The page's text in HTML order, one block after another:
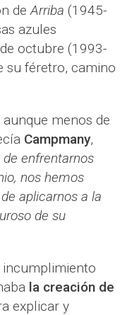
de Arriba (1945-
azules
octubre (1993-
su féretro, camino
aunque menos de
Campmany,
de enfrentarnos
nos hemos
aplicarnos a la
de su
incumplimiento
la creación de
explicar y